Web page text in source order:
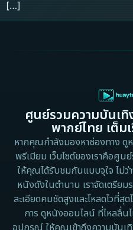
[…]
ศูนย์รวมความบันเ
พากย์ไทย เต็
หากคุณกำลังมองหาช่องทาง
พรีเมียม เว็บไซต์ของเราคือศู
ให้คุณได้รับชมกันแบบจุใจ ไม่ว่
หนังดังในตำนาน เราจัดเตรีย
ละเอียดคมชัดสูงและโหลดไวที่
การ ดูหนังออนไลน์ ที่ไหลลื่น